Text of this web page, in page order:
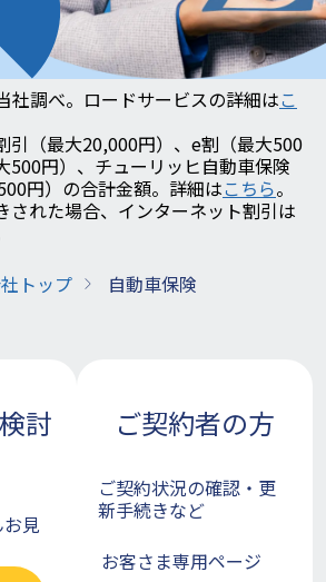
社調べ。ロードサービスの詳細はこ
引（最大20,000円）、e割（最大500
500円）、チューリッヒ自動車保険
円）の合計金額。詳細はこちら。
された場合、インターネット割引は
トップ
自動車保険
討
見
ご契約者の方
ご契約状況の確認・更
新手続きなど
お客さま専用ページ